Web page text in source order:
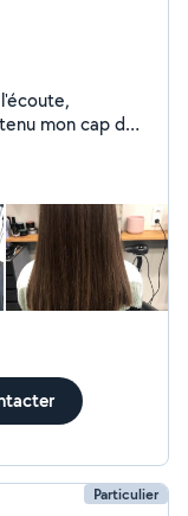
mon cap de
Particulier